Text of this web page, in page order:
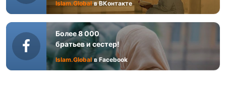
Islam.Global в ВКонтакте
Более 8 000
братьев и сестер!
Islam.Global в Facebook